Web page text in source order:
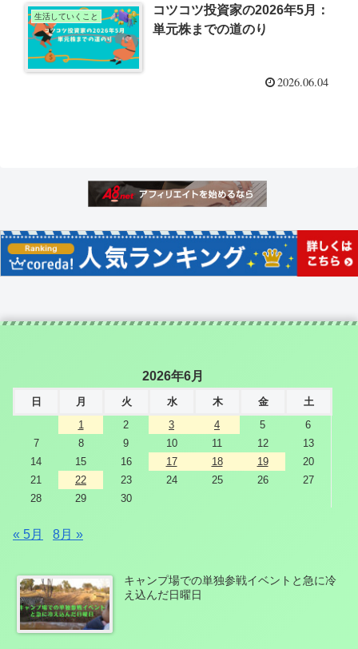
生活していくこと
コツコツ投資家の2026年5月：
単元株までの道のり
2026.06.04
2026年6月
日 月 火 水 木 金
土
1
2 3 4 5
6
7
8 9 10 11 12
13
14
15 16 17 18 19
20
21
22 23 24 25 26
27
28
29 30
« 5月 8月 »
キャンプ場での単独参戦イベントと急に冷
え込んだ日曜日